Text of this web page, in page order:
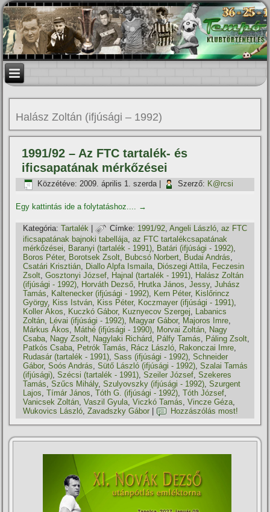
Halász Zoltán (ifjúsági – 1992)
1991/92 – Az FTC tartalék- és
ificsapatának mérkőzései
Közzétéve: 2009. április 1. szerda| Szerző: K@rcsi
Egy kattintás ide a folytatáshoz.... →
Kategória: Tartalék | Címke: 1991/92,Angeli László,az FTC
ificsapatának bajnoki tabellája,az FTC tartalékcsapatának
mérkőzései, Baranyi (tartalék - 1991), Batári (ifjúsági - 1992),
Boros Péter, Borotsek Zsolt, Bubcsó Norbert, Budai András,
Csatári Krisztián, Diallo Alpfa Ismaila, Diószegi Attila, Feczesin
Zsolt,Gosztonyi József, Hajnal (tartalék - 1991), Halász Zoltán
(ifjúsági - 1992), Horváth Dezső, Hrutka János,Jessy,Juhász
Tamás, Kaltenecker (ifjúsági - 1992), Kern Péter, Kislőrincz
György, Kiss István, Kiss Péter, Koczmayer (ifjúsági - 1991),
Koller Ákos, Kuczkó Gábor, Kuznyecov Szergej, Labanics
Zoltán, Lévai (ifjúsági - 1992), Magyar Gábor, Majoros Imre,
Márkus Ákos, Máthé (ifjúsági - 1990), Morvai Zoltán, Nagy
Csaba, Nagy Zsolt, Nagylaki Richárd, Pálfy Tamás, Páling Zsolt,
Patkós Csaba, Petrók Tamás, Rácz László, Rakonczai Imre,
Rudasár (tartalék - 1991),Sass (ifjúsági - 1992),Schneider
Gábor,Soós András,Sütő László (ifjúsági - 1992),Szalai Tamás
(ifjúsági),Szécsi (tartalék - 1991),Szeiler József,Szekeres
Tamás,Szűcs Mihály,Szulyovszky (ifjúsági - 1992),Szurgent
Lajos,Tí­már János,Tóth G. (ifjúsági - 1992),Tóth József,
Vanicsek Zoltán,Vaszil Gyula,Viczkó Tamás,Vincze Géza,
Wukovics László,Zavadszky Gábor Hozzászólás most!